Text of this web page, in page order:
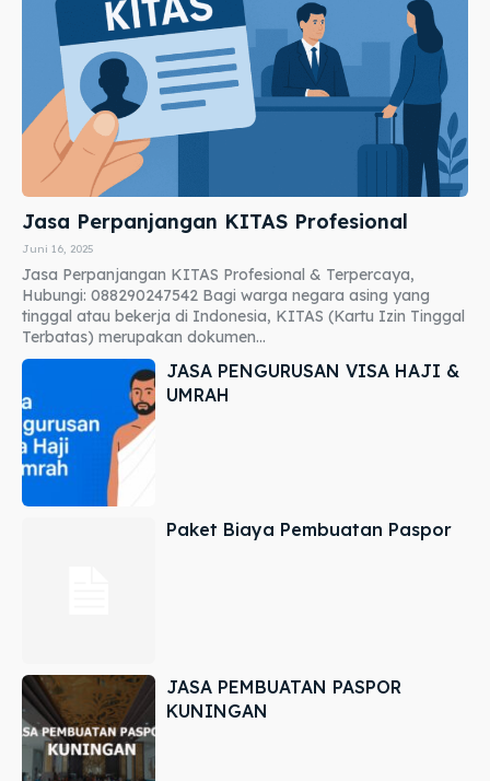
Jasa Perpanjangan KITAS Profesional
Juni 16, 2025
Jasa Perpanjangan KITAS Profesional & Terpercaya,
Hubungi: 088290247542 Bagi warga negara asing yang
tinggal atau bekerja di Indonesia, KITAS (Kartu Izin Tinggal
Terbatas) merupakan dokumen...
JASA PENGURUSAN VISA HAJI &
UMRAH
Paket Biaya Pembuatan Paspor
JASA PEMBUATAN PASPOR
KUNINGAN